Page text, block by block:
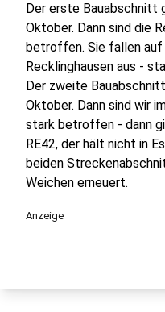
Der erste Bauabschnitt
Oktober. Dann sind die
betroffen. Sie fallen
Recklinghausen aus -
Der zweite
Oktober. Dann sind wir
stark betroffen - dann
RE42, der hält nicht in
beiden
Weichen erneuert.
Anzeige